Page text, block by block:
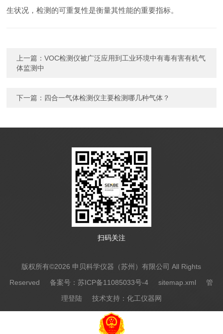
生状况，检测的可重复性是衡量其性能的重要指标。
上一篇：VOC检测仪被广泛应用到工业环境中有毒有害有机气
体监测中
下一篇： 四合一气体检测仪主要检测哪几种气体？
扫码关注
版权所有©2026 申贝科学仪器（苏州）有限公司 All Rights
Reserved备案号：苏ICP备11085033号-4 sitemap.xml
管
理登陆技术支持： 化工仪器网